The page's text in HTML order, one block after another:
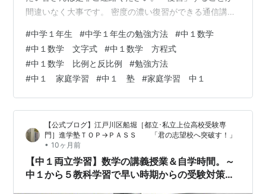
間違いなく大事です。 密度の濃い復習ができる通信講座
制・１ヶ月ごとの契約が可能です。短期間の集中受講だ
けでも構いませんので、手遅れになる前にお試しくださ
い。 ＴＯＰ→ＰＡＳＳの塾の数学は毎回のテストが一番
の大きな柱。これをきちんとこなしていたら受験準備も
自然にできるようにしてあります。 塾側で何も働きかけ
ず、本人任せにしていたら大事なことをたく…
#中学１年生 #中学１年生の勉強方法 #中１数学
#中１数学 文字式 #中１数学 方程式
#中１数学 比例と反比例 #勉強方法
#中１ 家庭学習 #中１ 塾 #家庭学習 中１
【公式ブログ】江戸川区船堀［都立･私立上位高校受験専
門］進学塾ＴＯＰ→ＰＡＳＳ 「君の志望校へ突破す！」
• 10ヶ月前
【中１両立学習】数学の講義授業＆自学時間。～
中１から５教科学習で早い時期からの受験対策